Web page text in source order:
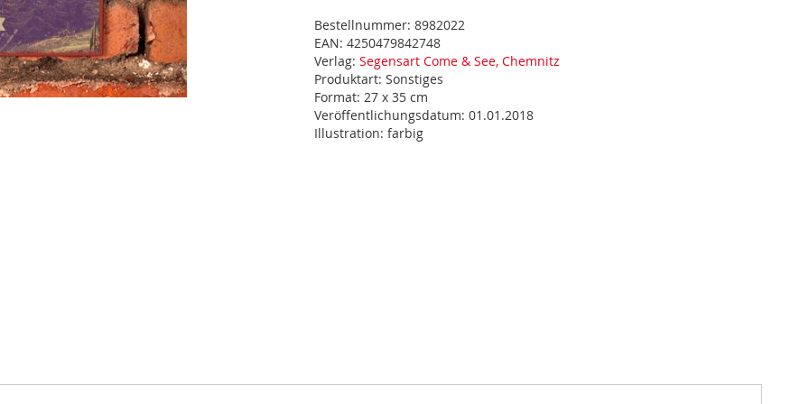
Bestellnummer: 8982022
EAN: 4250479842748
Verlag: Segensart Come & See, Chemnitz
Produktart: Sonstiges
Format: 27 x 35 cm
Veröffentlichungsdatum: 01.01.2018
Illustration: farbig